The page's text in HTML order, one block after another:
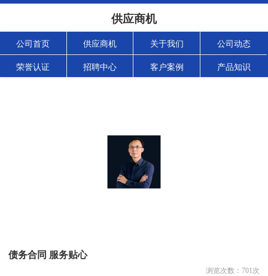
供应商机
公司首页 供应商机 关于我们 公司动态
荣誉认证 招聘中心 客户案例 产品知识
债务合同 服务贴心
浏览次数： 701次